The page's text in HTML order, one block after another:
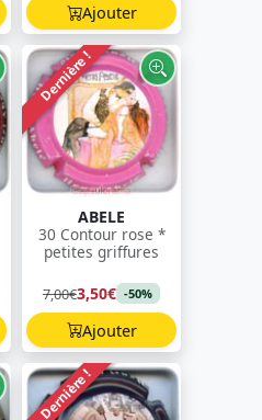
Ajouter
Dernière !
ABELE
30 Contour rose *
petites griffures
7,00€3,50€ -50%
Ajouter
Dernière !